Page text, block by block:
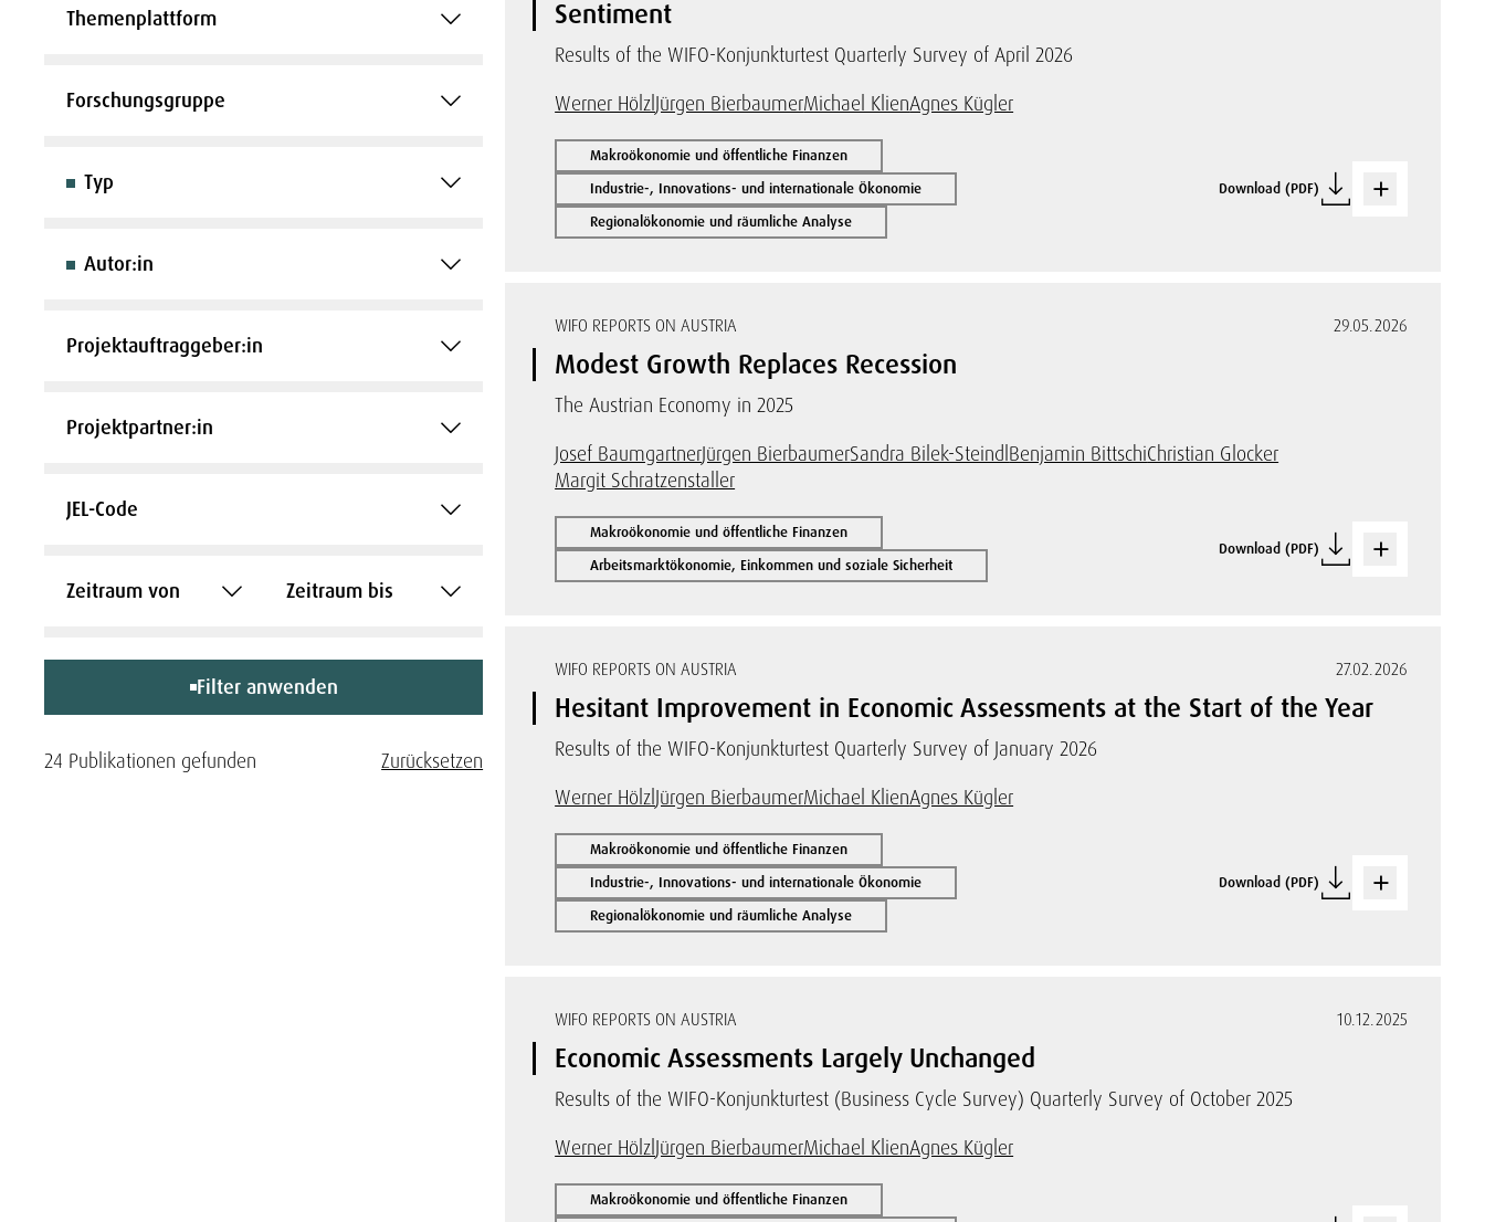
Themenplattform
Forschungsgruppe
Typ
Autor:in
Projektauftraggeber:in
Projektpartner:in
JEL-Code
Zeitraum von Zeitraum bis
Filter anwenden
24 Publikationen gefunden Zurücksetzen
Sentiment
Results of the WIFO-Konjunkturtest Quarterly Survey of April 2026
Werner Hölzl Jürgen BierbaumerMichael KlienAgnes Kügler
Makroökonomie und öffentliche Finanzen
Industrie-, Innovations- und internationale Ökonomie
Regionalökonomie und räumliche Analyse
Download (PDF)
WIFO REPORTS ON AUSTRIA 29.05.2026
Modest Growth Replaces Recession
The Austrian Economy in 2025
Josef BaumgartnerJürgen BierbaumerSandra Bilek-Steindl Benjamin BittschiChristian Glocker
Margit Schratzenstaller
Makroökonomie und öffentliche Finanzen
Arbeitsmarktökonomie, Einkommen und soziale Sicherheit
Download (PDF)
WIFO REPORTS ON AUSTRIA 27.02.2026
Hesitant Improvement in Economic Assessments at the Start of the Year
Results of the WIFO-Konjunkturtest Quarterly Survey of January 2026
Werner Hölzl Jürgen BierbaumerMichael KlienAgnes Kügler
Makroökonomie und öffentliche Finanzen
Industrie-, Innovations- und internationale Ökonomie
Regionalökonomie und räumliche Analyse
Download (PDF)
WIFO REPORTS ON AUSTRIA 10.12.2025
Economic Assessments Largely Unchanged
Results of the WIFO-Konjunkturtest (Business Cycle Survey) Quarterly Survey of October 2025
Werner Hölzl Jürgen BierbaumerMichael KlienAgnes Kügler
Makroökonomie und öffentliche Finanzen